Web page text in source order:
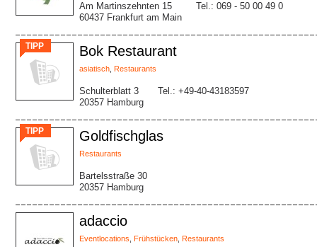
Am Martinszehnten 15
60437 Frankfurt am Main
Tel.: 069 - 50 00 49 0
TIPP Bok Restaurant
asiatisch Restaurants
Schulterblatt 3
20357 Hamburg
Tel.: +49-40-43183597
TIPP Goldfischglas
Restaurants
Bartelsstraße 30
20357 Hamburg
adaccio
Eventlocations Frühstücken Restaurants